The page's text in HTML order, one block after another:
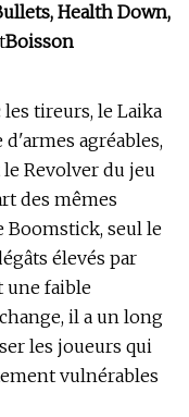
Health Down,
Boisson
tireurs, le Laika
agréables,
Revolver du jeu
des mêmes
Boomstick, seul le
élevés par
une faible
il a un long
les joueurs qui
vulnérables